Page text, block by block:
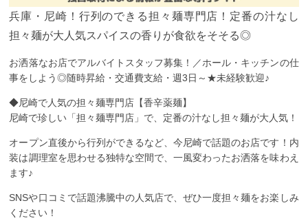
兵庫・尼崎！行列のできる担々麺専門店！定番の汁なし
担々麺が大人気スパイスの香りが食欲をそそる◎
お洒落なお店でアルバイトスタッフ募集！／ホール・キッチンの仕
事をしよう◎随時昇給・交通費支給・週3日～★未経験歓迎♪
◆尼崎で人気の担々麺専門店【香辛薬麺】
尼崎で珍しい「担々麺専門店」で、定番の汁なし担々麺が大人気！
オープン直後から行列ができるなど、今尼崎で話題のお店です！内
装は調理室を思わせる独特な空間で、一風変わったお洒落を味わえ
ます♪
SNSや口コミで話題沸騰中の人気店で、ぜひ一度担々麺をお楽しみ
ください！